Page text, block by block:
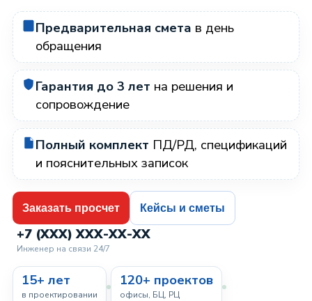
Предварительная смета в день
обращения
Гарантия до 3 лет на решения и
сопровождение
Полный комплект ПД/РД, спецификаций
и пояснительных записок
Заказать просчет Кейсы и сметы
+7 (XXX) XXX-XX-XX
Инженер на связи 24/7
15+ лет
в проектировании
120+ проектов
офисы, БЦ, РЦ